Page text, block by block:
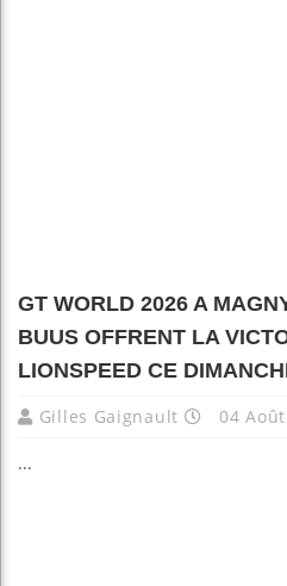
GT WORLD 2026 A
BUUS OFFRENT LA
LIONSPEED CE
Gilles Gaignault 04
...